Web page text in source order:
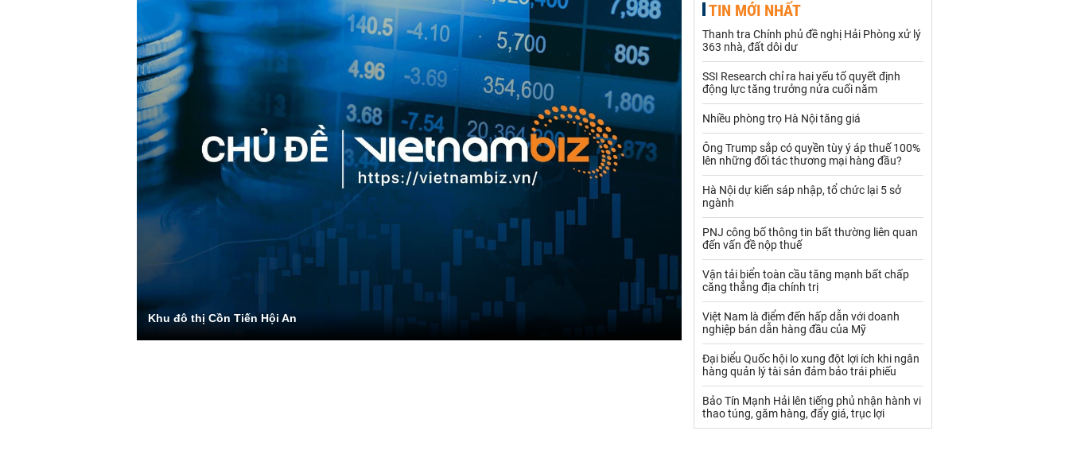
Khu đô thị Cồn Tiến Hội An
Hạt điều
Khí đốt
Kim loại khác Mắc ca
Muối Ngũ cốc
Nhựa - Hạt nhựa
Palladium Phân bón
Sữa
Than
Thủy hải sản khác Tôm
Vàng
VLXD khác Xăng dầu
Xi măng - Clynker
TIN MỚI NHẤT
Thanh tra Chính phủ đề nghị Hải Phòng xử lý
363 nhà, đất dôi dư
SSI Research chỉ ra hai yếu tố quyết định
động lực tăng trưởng nửa cuối năm
Nhiều phòng trọ Hà Nội tăng giá
Ông Trump sắp có quyền tùy ý áp thuế 100%
lên những đối tác thương mại hàng đầu?
Hà Nội dự kiến sáp nhập, tổ chức lại 5 sở
ngành
PNJ công bố thông tin bất thường liên quan
đến vấn đề nộp thuế
Vận tải biển toàn cầu tăng mạnh bất chấp
căng thẳng địa chính trị
Việt Nam là điểm đến hấp dẫn với doanh
nghiệp bán dẫn hàng đầu của Mỹ
Đại biểu Quốc hội lo xung đột lợi ích khi ngân
hàng quản lý tài sản đảm bảo trái phiếu
Bảo Tín Mạnh Hải lên tiếng phủ nhận hành vi
thao túng, găm hàng, đẩy giá, trục lợi